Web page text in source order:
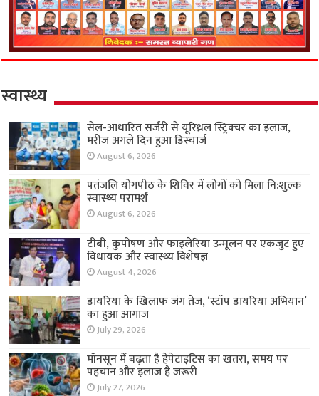
स्वास्थ्य
सेल-आधारित सर्जरी से यूरिथ्रल स्ट्रिक्चर का इलाज,
मरीज अगले दिन हुआ डिस्चार्ज
August 6, 2026
पतंजलि योगपीठ के शिविर में लोगों को मिला नि:शुल्क
स्वास्थ्य परामर्श
August 6, 2026
टीबी, कुपोषण और फाइलेरिया उन्मूलन पर एकजुट हुए
विधायक और स्वास्थ्य विशेषज्ञ
August 4, 2026
डायरिया के खिलाफ जंग तेज, ‘स्टॉप डायरिया अभियान’
का हुआ आगाज
July 29, 2026
मॉनसून में बढ़ता है हेपेटाइटिस का खतरा, समय पर
पहचान और इलाज है जरूरी
July 27, 2026